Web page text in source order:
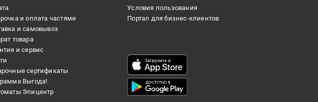
и оплата частями
и самовывоз
товара
и сервис
сертификаты
Выгода!
Эпицентр
Условия пользования
Портал для бизнес-клиентов